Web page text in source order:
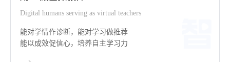
Digital humans serving as virtual teachers
能对学情作诊断，能对学习做推荐
能以成效促信心，培养自主学习力